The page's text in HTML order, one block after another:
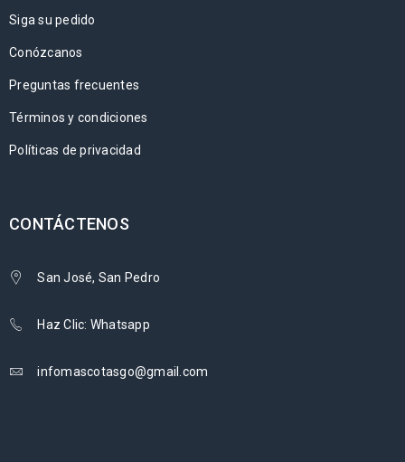
Siga su pedido
Conózcanos
Preguntas frecuentes
Términos y condiciones
Políticas de privacidad
CONTÁCTENOS
San José, San Pedro
Haz Clic: Whatsapp
infomascotasgo@gmail.com